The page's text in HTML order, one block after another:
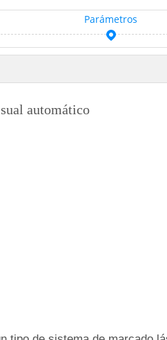
Parámetros
automático